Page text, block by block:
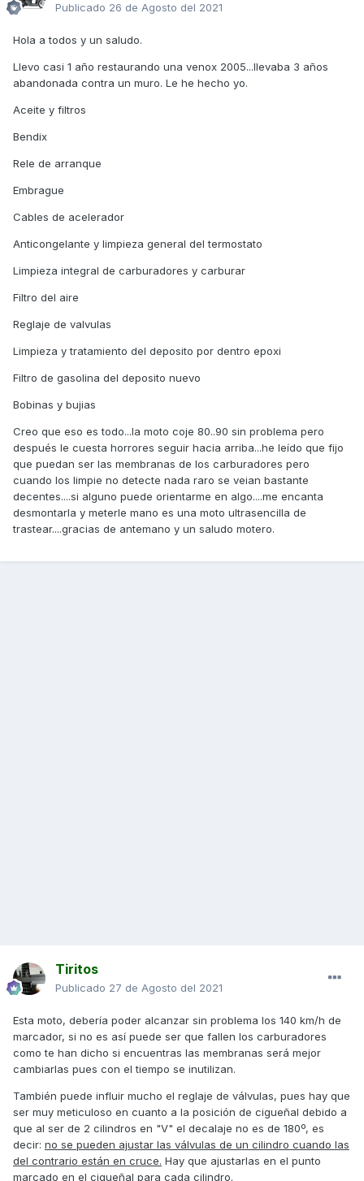
Publicado 26 de Agosto del 2021
Hola a todos y un saludo.
Llevo casi 1 año restaurando una venox 2005...llevaba 3 años
abandonada contra un muro. Le he hecho yo.
Aceite y filtros
Bendix
Rele de arranque
Embrague
Cables de acelerador
Anticongelante y limpieza general del termostato
Limpieza integral de carburadores y carburar
Filtro del aire
Reglaje de valvulas
Limpieza y tratamiento del deposito por dentro epoxi
Filtro de gasolina del deposito nuevo
Bobinas y bujias
Creo que eso es todo...la moto coje 80..90 sin problema pero
después le cuesta horrores seguir hacia arriba...he leído que fijo
que puedan ser las membranas de los carburadores pero
cuando los limpie no detecte nada raro se veian bastante
decentes....si alguno puede orientarme en algo....me encanta
desmontarla y meterle mano es una moto ultrasencilla de
trastear....gracias de antemano y un saludo motero.
Tiritos
Publicado 27 de Agosto del 2021
Esta moto, debería poder alcanzar sin problema los 140 km/h de
marcador, si no es así puede ser que fallen los carburadores
como te han dicho si encuentras las membranas será mejor
cambiarlas pues con el tiempo se inutilizan.
También puede influir mucho el reglaje de válvulas, pues hay que
ser muy meticuloso en cuanto a la posición de cigueñal debido a
que al ser de 2 cilindros en "V" el decalaje no es de 180º, es
decir: no se pueden ajustar las válvulas de un cilindro cuando las
del contrario están en cruce. Hay que ajustarlas en el punto
marcado en el cigueñal para cada cilindro.